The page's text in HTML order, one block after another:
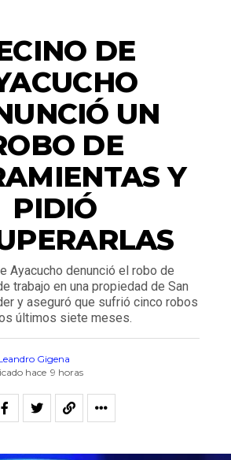
DE
UN
DE
Y
PIDIÓ
Ayacucho denunció el robo de
trabajo en una propiedad de San
y aseguró que sufrió cinco robos
últimos siete meses.
Gigena
hace 9 horas